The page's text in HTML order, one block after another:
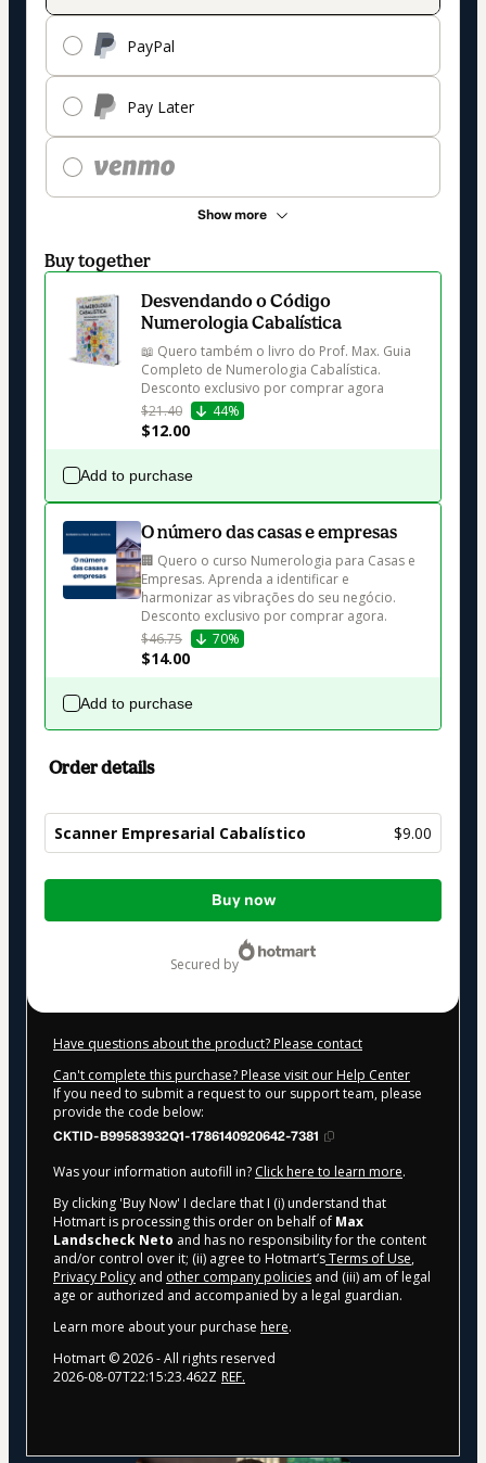
PayPal
Pay Later
Show more
Buy together
Desvendando o Código
Numerologia Cabalística
📖 Quero também o livro do Prof. Max. Guia
Completo de Numerologia Cabalística.
Desconto exclusivo por comprar agora
$21.40
44%
$12.00
Add to purchase
O número das casas e empresas
🏢 Quero o curso Numerologia para Casas e
Empresas. Aprenda a identificar e
harmonizar as vibrações do seu negócio.
Desconto exclusivo por comprar agora.
$46.75
70%
$14.00
Add to purchase
Order details
Scanner Empresarial Cabalístico $9.00
Total
Buy now
secured by
Have questions about the product? Please contact
Can't complete this purchase? Please visit our Help Center
If you need to submit a request to our support team, please
provide the code below:
CKTID-B99583932Q1-1786140920642-7381
Was your information autofill in? Click here to learn more.
By clicking 'Buy Now' I declare that I (i) understand that
Hotmart is processing this order on behalf of Max
Landscheck Neto and has no responsibility for the content
and/or control over it; (ii) agree to Hotmart’sTerms of Use,
Privacy Policy and other company policies and (iii) am of legal
age or authorized and accompanied by a legal guardian.
Learn more about your purchase here.
Hotmart ©2026- All rights reserved
2026-08-07T22:15:23.462Z REF.